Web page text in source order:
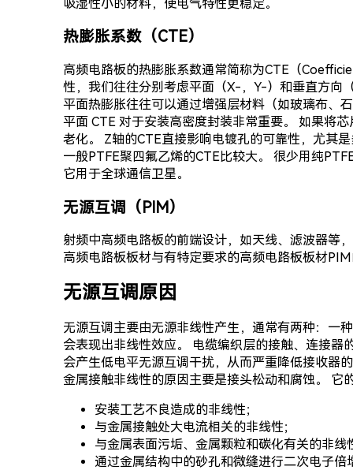
吸湿性小的材料，使电气特性更稳定。
热膨胀系数（CTE）
高频电路板的热膨胀系数通常简称为CTE（
性，我们往往分别考虑平面（X-，Y-）和垂直方向
平面热膨胀往往可以通过增强层材料（如玻璃布
平面 CTE 对于安装高密度封装非常重要。 如果将
老化。 Z轴的CTE直接影响电镀孔的可靠性，尤其
一般PTFE聚四氟乙烯的CTE比较大。 很少用纯
它用于全球通信卫星。
无源互调（PIM）
射频中高频电路板的前端设计，如天线、滤波器等
高频电路板板材与有特定要求的高频电路板板材
无源互调原因
无源互调主要由无源非线性产生，通常有两种：一
会表现出非线性效应。 电缆编织层的接触、连接
会产生低电平无源互调干扰，从而严重降低接收器
金属接触非线性的原因主要是接头松动和腐蚀。 它
安装工艺不良造成的非线性；
与金属接触处大电流相关的非线性；
与金属表面污垢、金属颗粒和碳化有关的非线
通过金属结构中的砂孔和微缝进行二次电子倍